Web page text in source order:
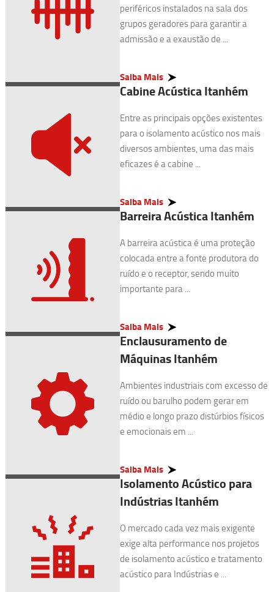
periféricos instalados na sala dos
grupos geradores para garantir a
admissão e a exaustão de ...
Saiba Mais
Cabine Acústica Itanhém
Entre as principais opções existentes
para o isolamento acústico nos mais
diversos ambientes, uma das mais
eficazes é a cabine ...
Saiba Mais
Barreira Acústica Itanhém
A barreira acústica é uma proteção
colocada entre a fonte produtora do
ruído e o receptor, sendo muito
importante para ...
Saiba Mais
Enclausuramento de
Máquinas Itanhém
Ambientes industriais com excesso de
ruído ou barulho podem gerar em
médio e longo prazo distúrbios físicos
e emocionais em ...
Saiba Mais
Isolamento Acústico para
Indústrias Itanhém
O mercado cada vez mais exigente
exige alta performance nos projetos
de isolamento acústico e tratamento
acústico para Indústrias e ...